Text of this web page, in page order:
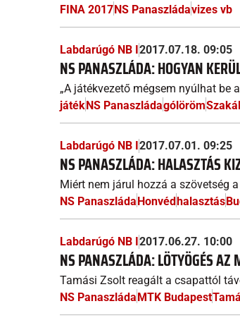
FINA 2017NS Panaszládavizes vb
Labdarúgó NB I2017.07.18. 09:05
NS PANASZLÁDA: HOGYAN
„A játékvezető mégsem nyúlhat be
játékNS Panaszládagólöröm
Labdarúgó NB I2017.07.01. 09:25
NS PANASZLÁDA: HALASZTÁS
Miért nem járul hozzá a szövetség
NS PanaszládaHonvédhalasztás
Labdarúgó NB I2017.06.27. 10:00
NS PANASZLÁDA: LÖTYÖGÉS
Tamási Zsolt reagált a csapattól
NS PanaszládaMTK Budapest